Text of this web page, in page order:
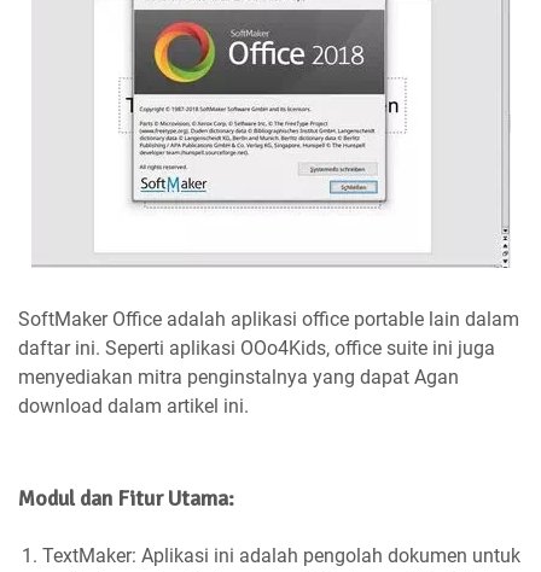
SoftMaker Office adalah aplikasi office portable lain dalam
daftar ini. Seperti aplikasi OOo4Kids, office suite ini juga
menyediakan mitra penginstalnya yang dapat Agan
download dalam artikel ini.
Modul dan Fitur Utama:
TextMaker: Aplikasi ini adalah pengolah dokumen untuk